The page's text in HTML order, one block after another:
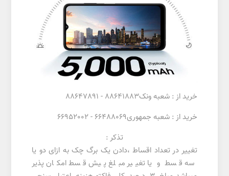
خرید از : شعبه ونک88641883 - 88647891
خرید از : شعبه جمهوری66488069 - 66952002
تذکر :
تغییر در تعداد اقساط ،دادن یک برگ چک به ازای دو یا
سه قسط و یا تغییر مبلغ پیش قسط امکان پذیر